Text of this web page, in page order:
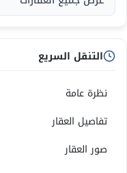
التنقل السريع
نظرة عامة
تفاصيل العقار
صور العقار